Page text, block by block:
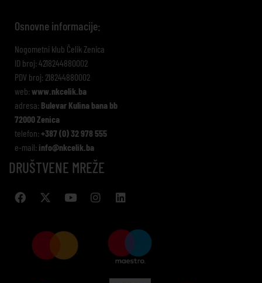
Osnovne informacije:
Nogometni klub Čelik Zenica
ID broj: 4218244880002
PDV broj: 218244880002
web: www.nkcelik.ba
adresa: Bulevar Kulina bana bb
72000 Zenica
telefon: +387 (0) 32 978 555
e-mail: info@nkcelik.ba
DRUŠTVENE MREŽE